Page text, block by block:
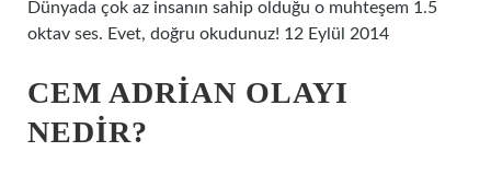
Dünyada çok az insanın sahip olduğu o muhteşem 1.5
oktav ses. Evet, doğru okudunuz! 12 Eylül 2014
CEM ADRIAN OLAYI
NEDIR?